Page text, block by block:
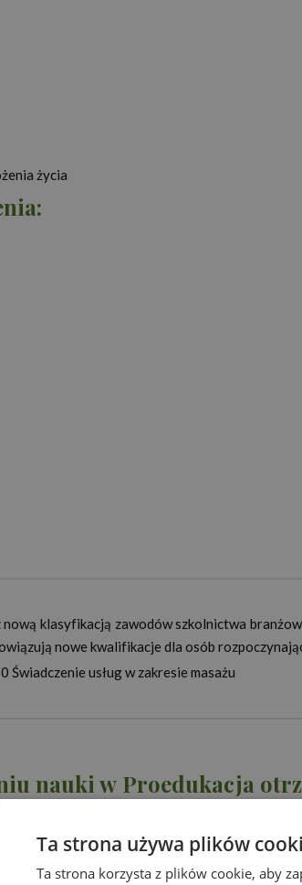
życia
nową klasyfikacją zawodów szkolnictwa
nowe kwalifikacje dla osób
Świadczenie usług w zakresie masażu
nauki w Proedukacja
szkoły policealnej
pozytywnym złożeniu egzaminu)
Ta strona używa plików
Ta strona korzysta z plików cookie, aby